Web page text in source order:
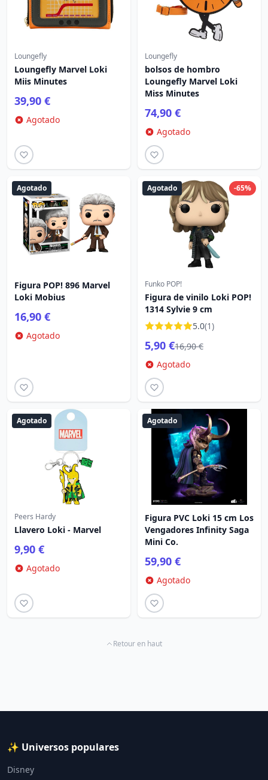
Loungefly
Loungefly Marvel Loki
Miis Minutes
39,90 €
Agotado
Loungefly
bolsos de hombro
Loungefly Marvel Loki
Miss Minutes
74,90 €
Agotado
Agotado
Figura POP! 896 Marvel
Loki Mobius
16,90 €
Agotado
-65%
Agotado
Funko POP!
Figura de vinilo Loki POP!
1314 Sylvie 9 cm
5.0(1)
5,90 €16,90 €
Agotado
Agotado
Peers Hardy
Llavero Loki - Marvel
9,90 €
Agotado
Agotado
Figura PVC Loki 15 cm Los
Vengadores Infinity Saga
Mini Co.
59,90 €
Agotado
Retour en haut
✨ Universos populares
Disney